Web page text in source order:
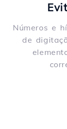
Números e
de